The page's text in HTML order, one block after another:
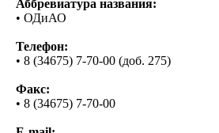
Аббревиатура названия:
• ОДиАО
Телефон:
• 8 (34675) 7-70-00 (доб. 275)
Факс:
• 8 (34675) 7-70-00